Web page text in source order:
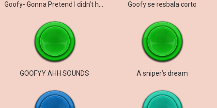
Goofy se resbala corto
GOOFYY AHH SOUNDS A sniper’s dream